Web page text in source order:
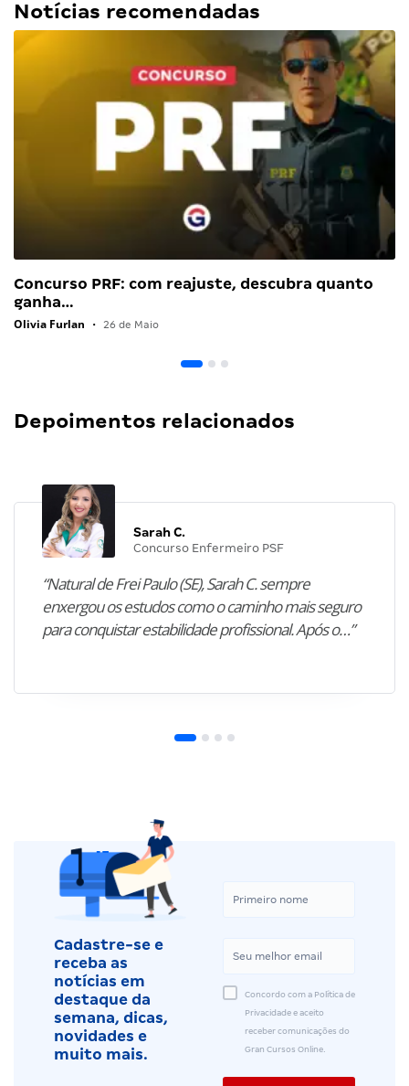
Notícias recomendadas
Concurso PRF: com reajuste, descubra quanto
ganha…
Olivia Furlan • 26 de Maio
Depoimentos relacionados
Sarah C.
Concurso Enfermeiro PSF
“Natural de Frei Paulo (SE), Sarah C. sempre
enxergou os estudos como o caminho mais seguro
para conquistar estabilidade profissional. Após o…”
Cadastre-se e
receba as
notícias em
destaque da
semana, dicas,
novidades e
muito mais.
Concordo com a Política de
Privacidade e aceito
receber comunicações do
Gran Cursos Online.